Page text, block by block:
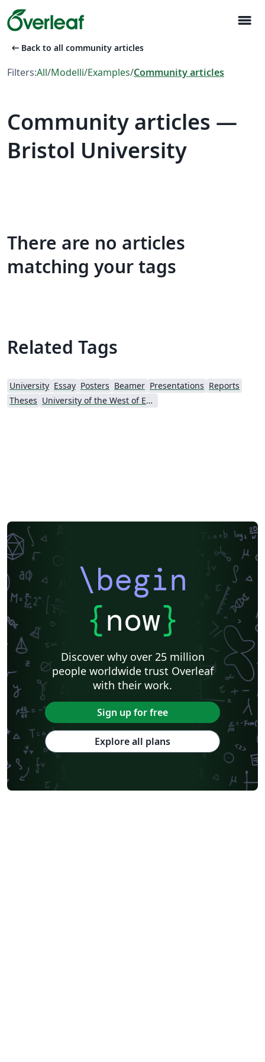
menu
arrow_left_alt Back to all community articles
Filters:All/Modelli/Examples/Community articles
Community articles —
Bristol University
There are no articles
matching your tags
Related Tags
University Essay Posters Beamer Presentations Reports
Theses
University of the West of England Bristol
\begin
{now}
Discover why over 25 million
people worldwide trust Overleaf
with their work.
Sign up for free
Explore all plans